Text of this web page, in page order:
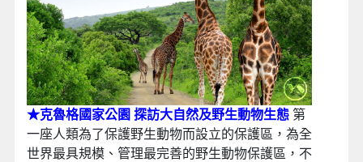
★克魯格國家公園 探訪大自然及野生動物生態 第
一座人類為了保護野生動物而設立的保護區，為全
世界最具規模、管理最完善的野生動物保護區，不